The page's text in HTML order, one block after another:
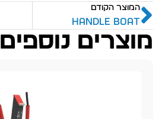
המוצר הקודם
HANDLE BOAT
מוצרים נוספים